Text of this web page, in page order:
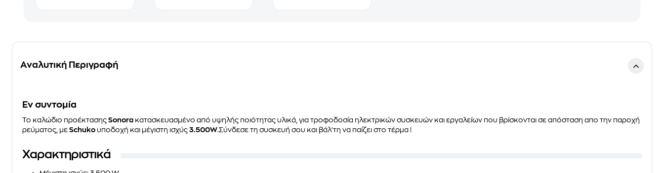
Αναλυτική Περιγραφή
Eν συντομία
Το καλώδιο προέκτασης Sonora κατασκευασμένο από υψηλής ποιότητας υλικά, για τροφοδοσία ηλεκτρικών συσκευών και εργαλείων που βρίσκονται σε απόσταση απο την παροχή
ρεύματος, με Schuko υποδοχή και μέγιστη ισχύς 3.500W.Σύνδεσε τη συσκευή σου και βάλ'τη να παίζει στο τέρμα !
Χαρακτηριστικά